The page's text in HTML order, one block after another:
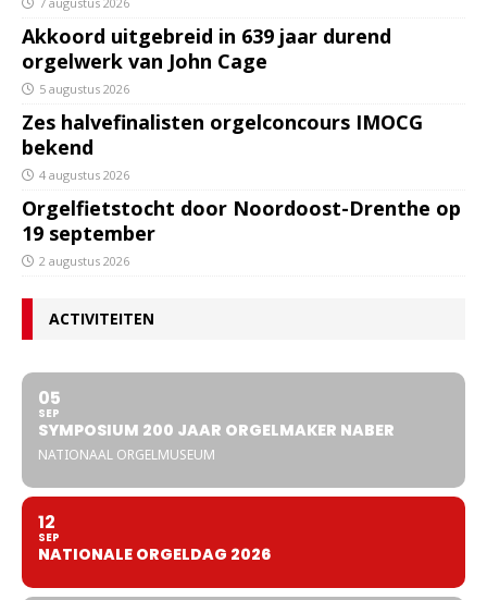
Akkoord uitgebreid in 639 jaar durend
orgelwerk van John Cage
5 augustus 2026
Zes halvefinalisten orgelconcours IMOCG
bekend
4 augustus 2026
Orgelfietstocht door Noordoost-Drenthe op
19 september
2 augustus 2026
ACTIVITEITEN
05
SEP
SYMPOSIUM 200 JAAR ORGELMAKER NABER
NATIONAAL ORGELMUSEUM
12
SEP
NATIONALE ORGELDAG 2026